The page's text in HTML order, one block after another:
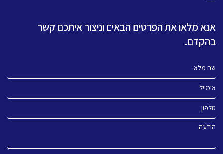
אנא מלאו את הפרטים הבאים וניצור איתכם קשר
בהקדם.
שם מלא
אימייל
טלפון
הודעה